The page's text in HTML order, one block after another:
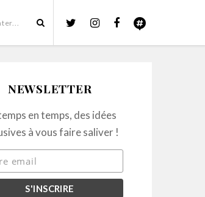
NEWSLETTER
en temps, des idées
à vous faire saliver !